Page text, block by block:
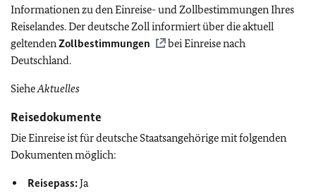
Informationen zu den Einreise- und Zollbestimmungen Ihres
Reiselandes. Der deutsche Zoll informiert über die aktuell
geltendenZollbestimmungen
bei Einreise nach
Deutschland.
SieheAktuelles
Reisedokumente
Die Einreise ist für deutsche Staatsangehörige mit folgenden
Dokumenten möglich:
Reisepass:Ja